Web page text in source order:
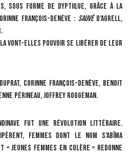
sous forme de dyptique, grâce à la
François-Denève : Sauvéd’Agrell,
vont-elles pouvoir se libérer de leur
Corinne François-Denève, Benoit
Périneau, Joffrey Roggeman.
fut une révolution littéraire.
femmes dont le nom s’abîma
« Jeunes femmes en colère » redonne